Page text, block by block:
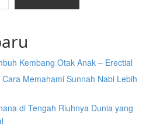
Kembang Otak Anak – Erectial
Cara Memahami Sunnah Nabi Lebih
di Tengah Riuhnya Dunia yang